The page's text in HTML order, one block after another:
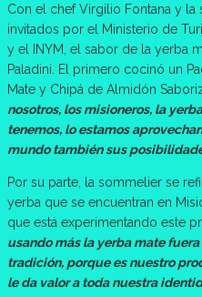
Con el chef Virgilio Fontana y la
invitados por el Ministerio de
y el INYM, el sabor de la yerba
Paladini. El primero cocinó un
Mate y Chipá de Almidón
nosotros, los misioneros, la
tenemos, lo estamos
mundo también sus
Por su parte, la sommelier se
yerba que se encuentran en
que está experimentando este
usando más la yerba mate
tradición, porque es nuestro
le da valor a toda nuestra